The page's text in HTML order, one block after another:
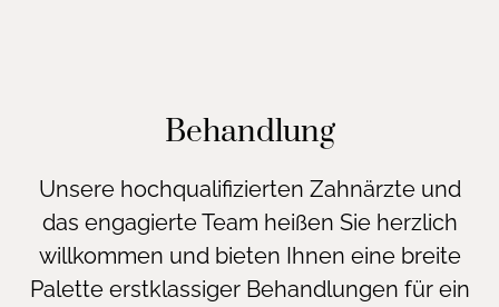
Behandlung
Unsere hochqualifizierten Zahnärzte und
das engagierte Team heißen Sie herzlich
willkommen und bieten Ihnen eine breite
Palette erstklassiger Behandlungen für ein